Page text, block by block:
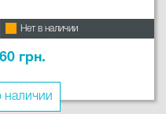
Нет в наличии
грн.
наличии